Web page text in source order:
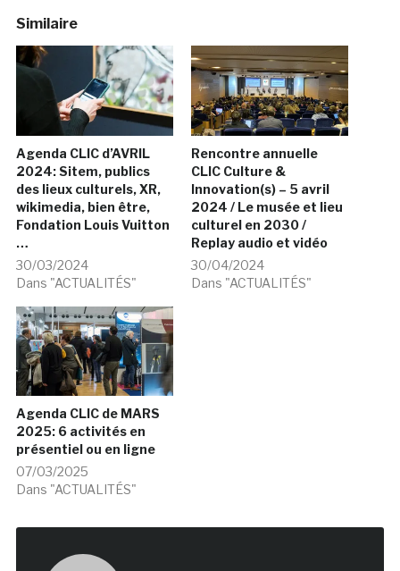
Similaire
Agenda CLIC d’AVRIL
2024: Sitem, publics
des lieux culturels, XR,
wikimedia, bien être,
Fondation Louis Vuitton
…
30/03/2024
Dans "ACTUALITÉS"
Rencontre annuelle
CLIC Culture &
Innovation(s) – 5 avril
2024 / Le musée et lieu
culturel en 2030 /
Replay audio et vidéo
30/04/2024
Dans "ACTUALITÉS"
Agenda CLIC de MARS
2025: 6 activités en
présentiel ou en ligne
07/03/2025
Dans "ACTUALITÉS"